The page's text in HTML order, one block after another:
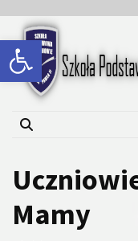
Open toolbar
content
content
Jana
Mamy